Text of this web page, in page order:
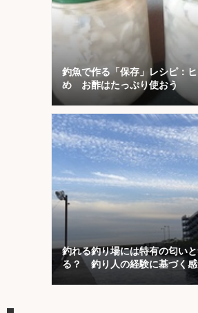
釣魚で作る「保存」レシピ：
め お酢はたっぷり使おう
釣れる釣り場には特有の匂い
る？ 釣り人の経験に基づく